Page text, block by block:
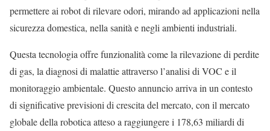
permettere ai robot di rilevare odori, mirando ad applicazioni nella
sicurezza domestica, nella sanità e negli ambienti industriali.
Questa tecnologia offre funzionalità come la rilevazione di perdite
di gas, la diagnosi di malattie attraverso l’analisi di VOC e il
monitoraggio ambientale. Questo annuncio arriva in un contesto
di significative previsioni di crescita del mercato, con il mercato
globale della robotica atteso a raggiungere i 178,63 miliardi di